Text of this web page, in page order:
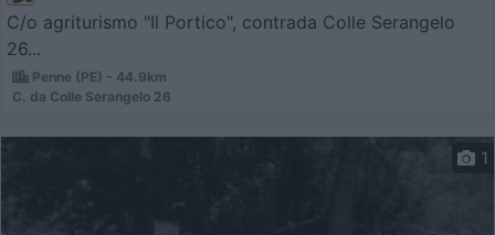
C/o agriturismo "Il Portico", contrada Colle Serangelo
26...
Penne (PE) - 44.9km
C. da Colle Serangelo 26
1